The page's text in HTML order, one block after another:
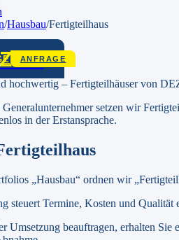
ANFRAGE
/Hausbau/Fertigteilhaus
hochwertig – Fertigteilhäuser von
setzen wir
in der Erstansprache.
„Hausbau“ ordnen wir
steuert Termine, Kosten und
Umsetzung beauftragen, erhalten